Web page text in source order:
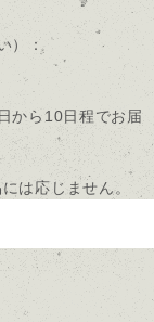
）：
から10日程でお届
は応じません。